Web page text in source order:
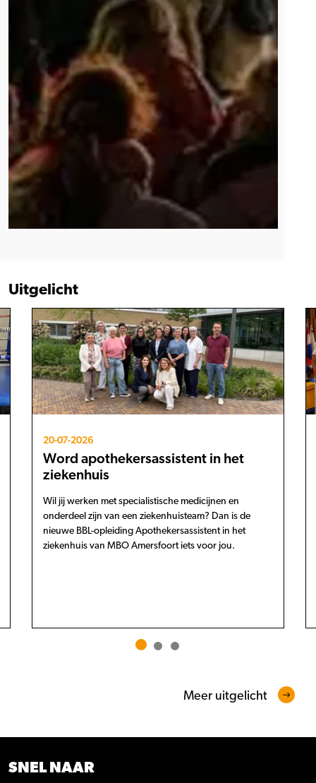
Uitgelicht
20-07-2026
Word apothekersassistent in het
ziekenhuis
Wil jij werken met specialistische medicijnen en
onderdeel zijn van een ziekenhuisteam? Dan is de
nieuwe BBL-opleiding Apothekersassistent in het
ziekenhuis van MBO Amersfoort iets voor jou.
Meer uitgelicht
SNEL NAAR